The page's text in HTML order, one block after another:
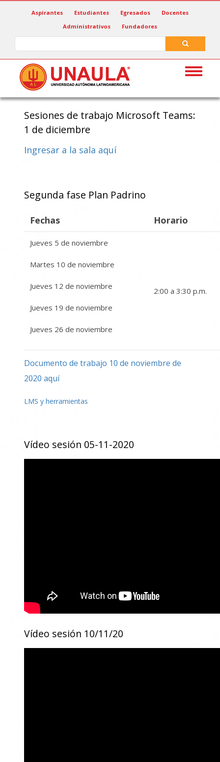
Aspirantes Estudiantes Egresados
Docentes
Administrativos
Fundadores
Toggle
Sesiones de trabajo Microsoft Teams:
1 de diciembre
Ingresar a la sala aquí
Segunda fase Plan Padrino
Fechas Horario
Jueves 5 de noviembre
Martes 10 de noviembre
Jueves 12 de noviembre
Jueves 19 de noviembre
Jueves 26 de noviembre
2:00 a 3:30 p.m.
Documento de trabajo 10 de noviembre de
2020 aquí
LMS y herramientas
Vídeo sesión 05-11-2020
Vídeo sesión 10/11/20